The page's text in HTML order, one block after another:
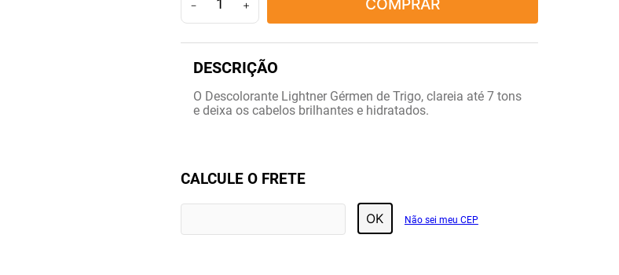
＋
－
O Descolorante Lightner Gérmen de Trigo, clareia até 7 tons
e deixa os cabelos brilhantes e hidratados.
CALCULE O FRETE
OK Não sei meu CEP